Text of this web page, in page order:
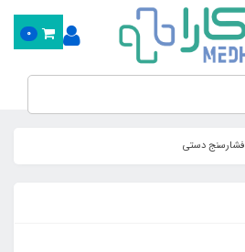
0
فشارسنج دستی